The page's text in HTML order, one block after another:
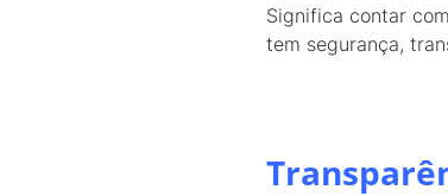
Significa contar
tem segurança,